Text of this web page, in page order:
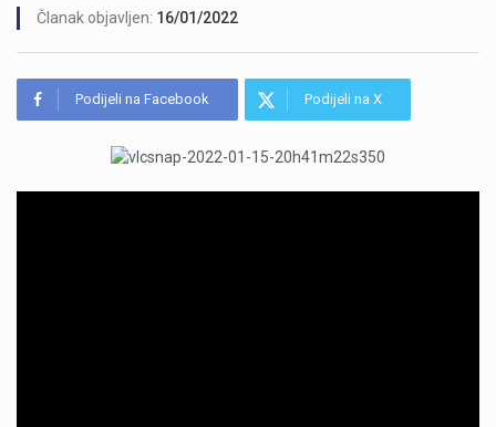
Članak objavljen: 16/01/2022
Podijeli na Facebook Podijeli na X